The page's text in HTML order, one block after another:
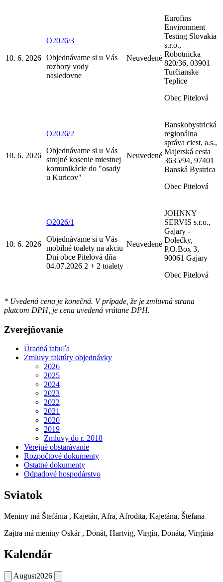
10. 6. 2026
O2026/3
Objednávame si u Vás
rozbory vody
nasledovne
Neuvedené
Eurofins
Environment
Testing Slovakia
s.r.o.,
Robotnícka
820/36, 03901
Turčianske
Teplice
Obec Pitelová
10. 6. 2026
O2026/2
Objednávame si u Vás
strojné kosenie miestnej
komunikácie do "osady
u Kuricov"
Neuvedené
Banskobystrická
regionálna
správa ciest, a.s.,
Majerská cesta
3635/94, 97401
Banská Bystrica
Obec Pitelová
10. 6. 2026
O2026/1
Objednávame si u Vás
mobilné toalety na akciu
Dni obce Pitelová dňa
04.07.2026 2 + 2 toalety
Neuvedené
JOHNNY
SERVIS s.r.o.,
Gajary -
Dolečky,
P.O.Box 3,
90061 Gajary
Obec Pitelová
* Uvedená cena je konečná. V prípade, že je zmluvná strana
platcom DPH, je cena uvedená vrátane DPH.
Zverejňovanie
Úradná tabuľa
Zmluvy faktúry objednávky
2026
2025
2024
2023
2022
2021
2020
2019
Zmluvy do r. 2018
Verejné obstarávanie
Rozpočtové dokumenty
Ostatné dokumenty
Odpadové hospodárstvo
Sviatok
Meniny má Štefánia , Kajetán, Afra, Afrodita, Kajetána, Štefana
Zajtra má meniny Oskár , Donát, Hartvig, Virgín, Donáta, Virgínia
Kalendár
August2026